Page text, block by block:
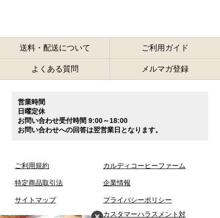
送料・配送について ご利用ガイド
よくある質問 メルマガ登録
営業時間
日曜定休
お問い合わせ受付時間 9:00～18:00
お問い合わせへの回答は翌営業日となります。
ご利用規約
特定商品取引法
サイトマップ
カルディコーヒーファーム
企業情報
プライバシーポリシー
カスタマーハラスメント対